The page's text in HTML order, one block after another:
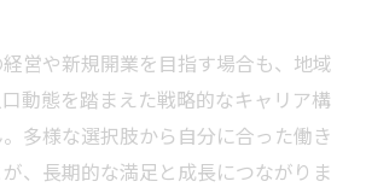
営や新規開業を目指す場合も、地域
動態を踏まえた戦略的なキャリア構
多様な選択肢から自分に合った働き
、長期的な満足と成長につながりま